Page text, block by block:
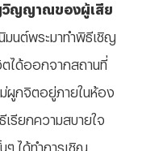
วิญญาณของผู้เสีย
มนต์พระมาทำพิธีเชิญ
ด้ออกจากสถานที่
ม่ผูกจิตอยู่ภายในห้อง
รียกความสบายใจ
ๆ ได้ทำการเชิญ